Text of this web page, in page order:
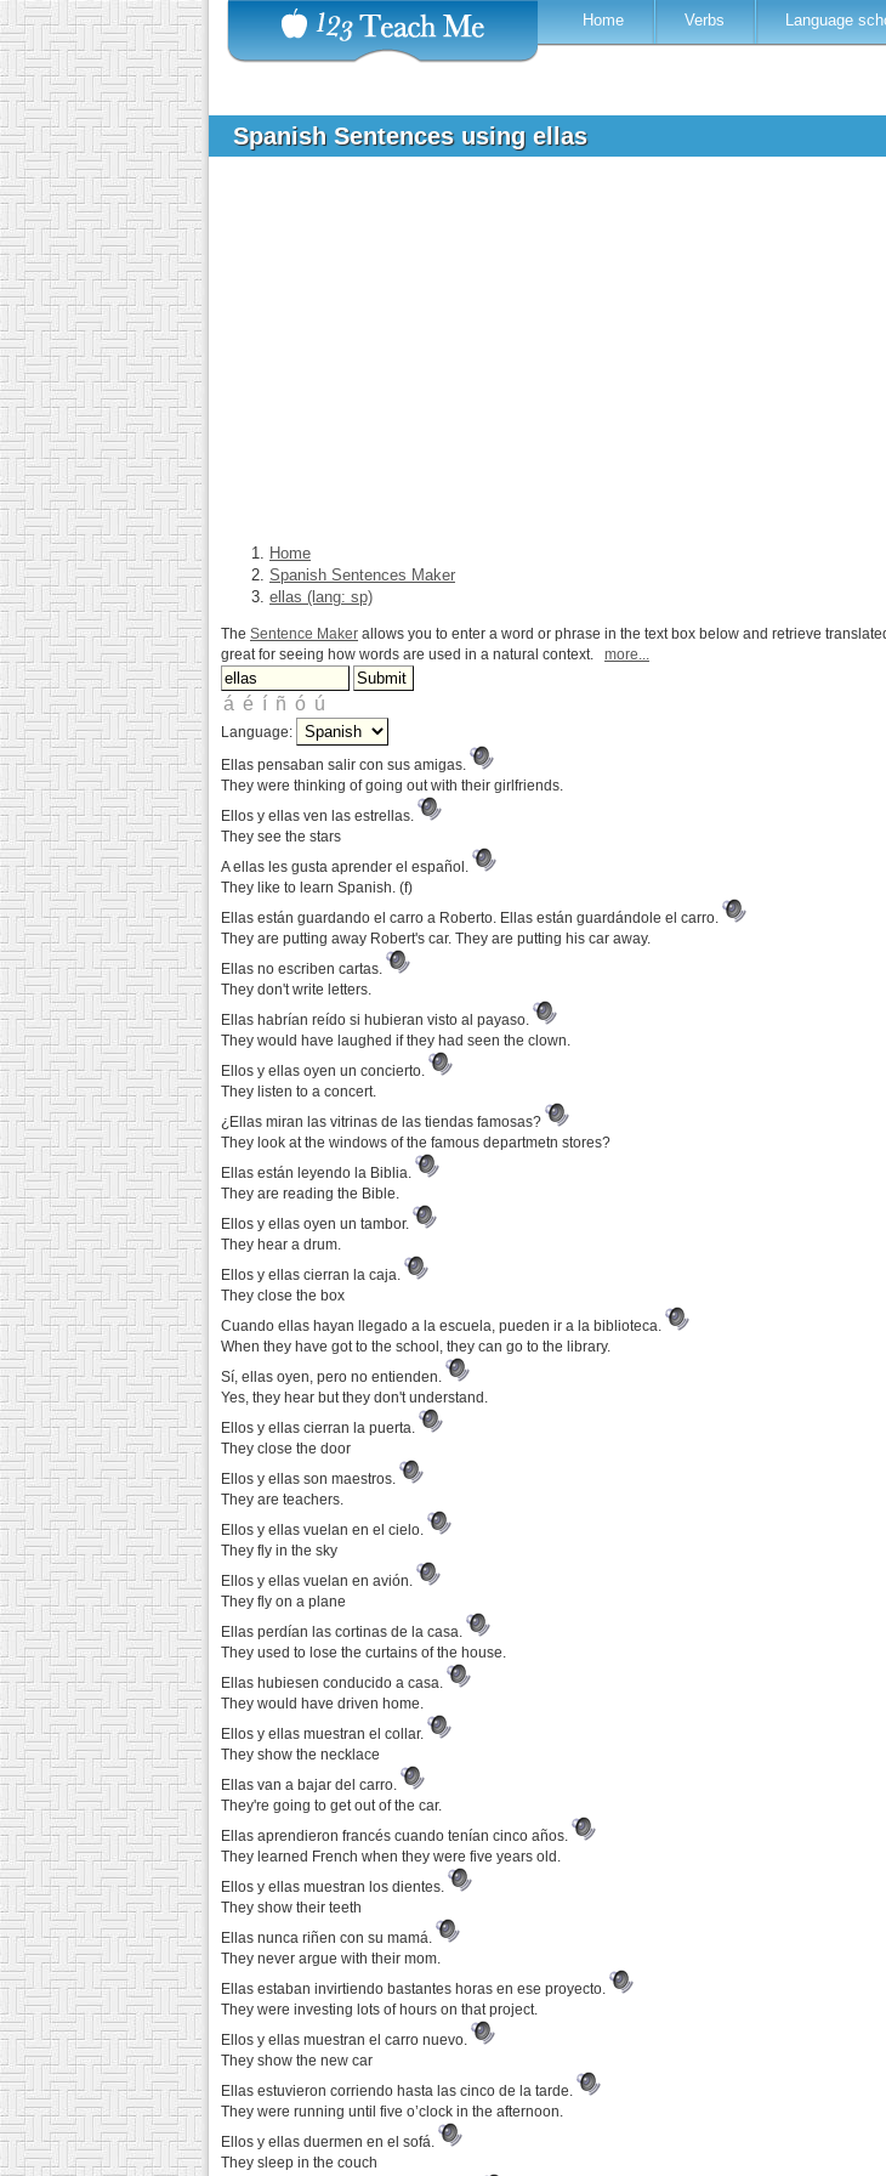
Home Verbs Language
Spanish Sentences using ellas
Home
Spanish Sentences Maker
ellas (lang: sp)
The Sentence Maker allows you to enter a word or phrase in the text box below and retrieve
great for seeing how words are used in a natural context. more...
Language:
Ellas pensaban salir con sus amigas.
They were thinking of going out with their girlfriends.
Ellos y ellas ven las estrellas.
They see the stars
A ellas les gusta aprender el español.
They like to learn Spanish. (f)
Ellas están guardando el carro a Roberto. Ellas están guardándole el carro.
They are putting away Robert's car. They are putting his car away.
Ellas no escriben cartas.
They don't write letters.
Ellas habrían reído si hubieran visto al payaso.
They would have laughed if they had seen the clown.
Ellos y ellas oyen un concierto.
They listen to a concert.
¿Ellas miran las vitrinas de las tiendas famosas?
They look at the windows of the famous departmetn stores?
Ellas están leyendo la Biblia.
They are reading the Bible.
Ellos y ellas oyen un tambor.
They hear a drum.
Ellos y ellas cierran la caja.
They close the box
Cuando ellas hayan llegado a la escuela, pueden ir a la biblioteca.
When they have got to the school, they can go to the library.
Sí, ellas oyen, pero no entienden.
Yes, they hear but they don't understand.
Ellos y ellas cierran la puerta.
They close the door
Ellos y ellas son maestros.
They are teachers.
Ellos y ellas vuelan en el cielo.
They fly in the sky
Ellos y ellas vuelan en avión.
They fly on a plane
Ellas perdían las cortinas de la casa.
They used to lose the curtains of the house.
Ellas hubiesen conducido a casa.
They would have driven home.
Ellos y ellas muestran el collar.
They show the necklace
Ellas van a bajar del carro.
They're going to get out of the car.
Ellas aprendieron francés cuando tenían cinco años.
They learned French when they were five years old.
Ellos y ellas muestran los dientes.
They show their teeth
Ellas nunca riñen con su mamá.
They never argue with their mom.
Ellas estaban invirtiendo bastantes horas en ese proyecto.
They were investing lots of hours on that project.
Ellos y ellas muestran el carro nuevo.
They show the new car
Ellas estuvieron corriendo hasta las cinco de la tarde.
They were running until five o’clock in the afternoon.
Ellos y ellas duermen en el sofá.
They sleep in the couch